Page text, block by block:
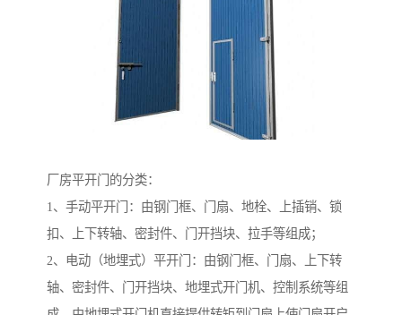
厂房平开门的分类：
1、手动平开门：由钢门框、门扇、地栓、上插销、锁
扣、上下转轴、密封件、门开挡块、拉手等组成；
2、电动（地埋式）平开门：由钢门框、门扇、上下转
轴、密封件、门开挡块、地埋式开门机、控制系统等组